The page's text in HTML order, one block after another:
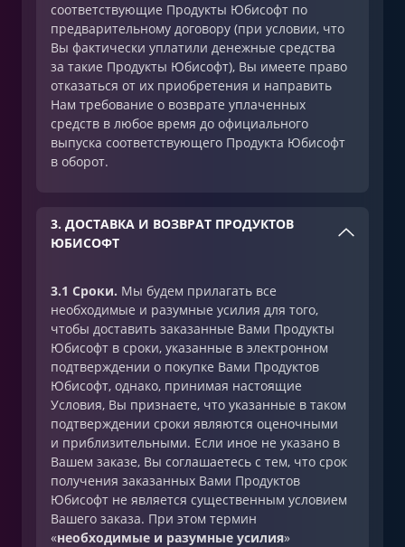
соответствующие Продукты Юбисофт по
предварительному договору (при условии, что
Вы фактически уплатили денежные средства
за такие Продукты Юбисофт), Вы имеете право
отказаться от их приобретения и направить
Нам требование о возврате уплаченных
средств в любое время до официального
выпуска соответствующего Продукта Юбисофт
в оборот.
3. ДОСТАВКА И ВОЗВРАТ ПРОДУКТОВ
ЮБИСОФТ
3.1 Сроки. Мы будем прилагать все
необходимые и разумные усилия для того,
чтобы доставить заказанные Вами Продукты
Юбисофт в сроки, указанные в электронном
подтверждении о покупке Вами Продуктов
Юбисофт, однако, принимая настоящие
Условия, Вы признаете, что указанные в таком
подтверждении сроки являются оценочными
и приблизительными. Если иное не указано в
Вашем заказе, Вы соглашаетесь с тем, что срок
получения заказанных Вами Продуктов
Юбисофт не является существенным условием
Вашего заказа. При этом термин
«необходимые и разумные усилия»